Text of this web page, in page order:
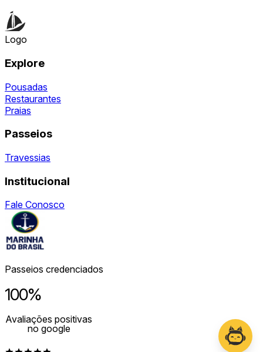
Logo
Explore
Pousadas
Restaurantes
Praias
Passeios
Travessias
Institucional
Fale Conosco
Passeios credenciados
100%
Avaliações positivas
no google